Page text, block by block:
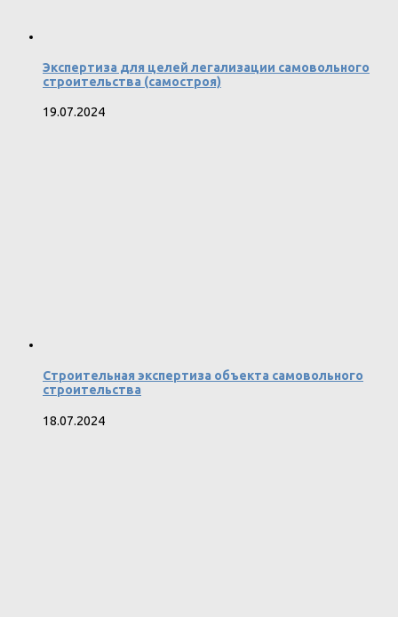
Экспертиза для целей легализации самовольного
строительства (самостроя)
19.07.2024
Строительная экспертиза объекта самовольного
строительства
18.07.2024